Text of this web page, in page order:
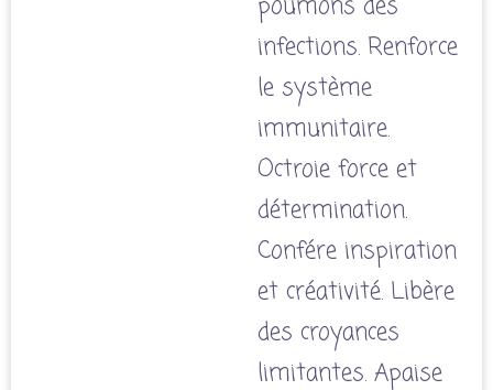
poumons des
infections. Renforce
le système
immunitaire.
Octroie force et
détermination.
Confére inspiration
et créativité. Libère
des croyances
limitantes. Apaise